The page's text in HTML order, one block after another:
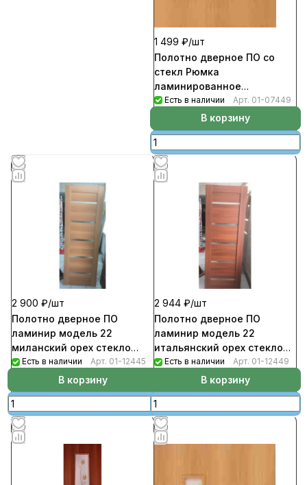
1 499 ₽/шт
Полотно дверное ПО со
стекл Рюмка
ламинированное
миланский орех 700
Есть в наличии Арт. 01-07449
В корзину
2 900 ₽/шт
Полотно дверное ПО
ламинир модель 22
миланский орех стекло
матовое белое 900
Есть в наличии Арт. 01-12445
В корзину
2 944 ₽/шт
Полотно дверное ПО
ламинир модель 22
итальянский орех стекло
матовое белое 900
Есть в наличии Арт. 01-12449
В корзину